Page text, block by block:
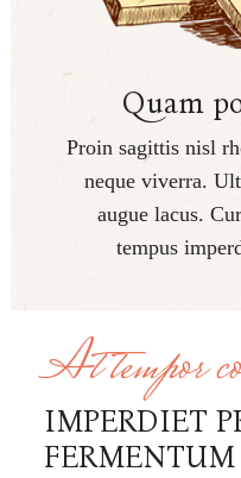
Quam
Proin sagittis nisl
neque viverra.
augue lacus.
tempus
At tempor
IMPERDIET
FERMENTUM